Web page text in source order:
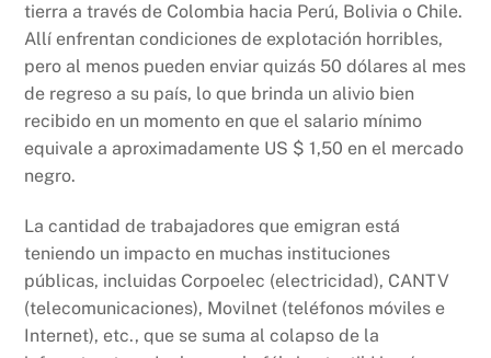
tierra a través de Colombia hacia Perú, Bolivia o Chile.
Allí enfrentan condiciones de explotación horribles,
pero al menos pueden enviar quizás 50 dólares al mes
de regreso a su país, lo que brinda un alivio bien
recibido en un momento en que el salario mínimo
equivale a aproximadamente US $ 1,50 en el mercado
negro.
La cantidad de trabajadores que emigran está
teniendo un impacto en muchas instituciones
públicas, incluidas Corpoelec (electricidad), CANTV
(telecomunicaciones), Movilnet (teléfonos móviles e
Internet), etc., que se suma al colapso de la